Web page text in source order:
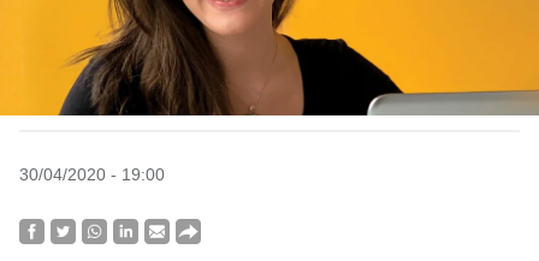
30/04/2020 - 19:00